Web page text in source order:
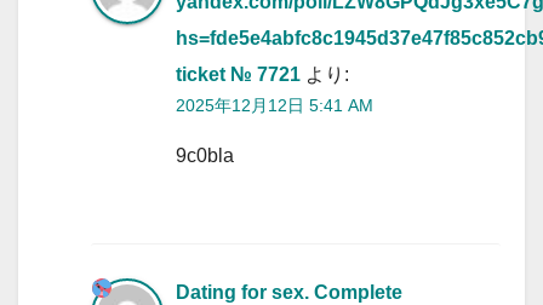
ticket № 7721 より:
2025年12月12日 5:41 AM
9c0bla
Dating for sex. Complete